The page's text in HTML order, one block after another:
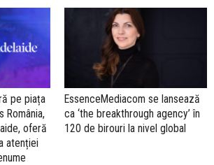
pe piața
România,
oferă
atenției
EssenceMediacom se lansează
ca ‘the breakthrough agency’ în
120 de birouri la nivel global